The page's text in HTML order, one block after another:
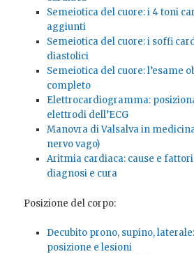
Semeiotica del cuore: i 4 toni
aggiunti
Semeiotica del cuore: i soffi
diastolici
Semeiotica del cuore: l’esame
completo
Elettrocardiogramma:
elettrodi dell’ECG
Manovra di Valsalva in
nervo vago)
Aritmia cardiaca: cause e
diagnosi e cura
Posizione del corpo:
Decubito prono, supino,
posizione e lesioni